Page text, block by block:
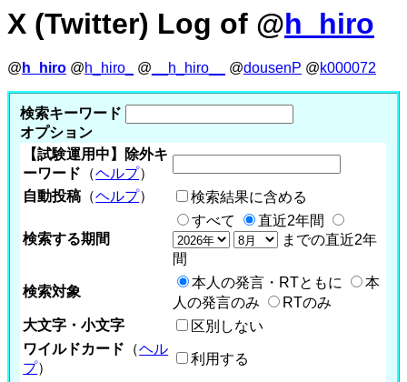
X (Twitter) Log of @h_hiro
@ h_hiro @h_hiro_ @ __h_hiro__ @dousenP @k000072
検索キーワード
オプション
【試験運用中】除外キ
ーワード （ヘルプ）
自動投稿 （ヘルプ） 検索結果に含める
検索する期間
すべて
直近2年間
までの直近2年
間
検索対象
本人の発言・RTともに
本
人の発言のみ
RTのみ
大文字・小文字
区別しない
ワイルドカード （ヘル
プ）
利用する